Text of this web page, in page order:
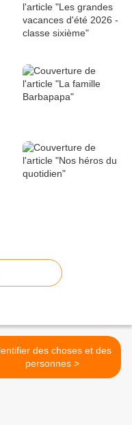
des choses et des
personnes >